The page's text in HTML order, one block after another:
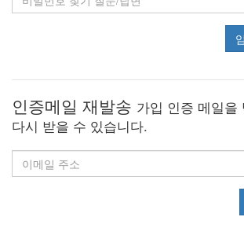
인증메일 재발송 가입 인증 메일을
다시 받을 수 있습니다.